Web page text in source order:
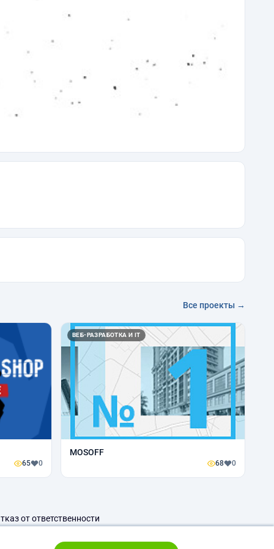
Все проекты →
65 0
ВЕБ-РАЗРАБОТКА И IT
MOSOFF
68 0
от ответственности